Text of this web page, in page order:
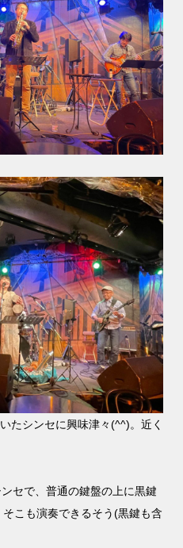
たシンセに興味津々(^^)。近く
セで、普通の鍵盤の上に黒鍵
こも演奏できるそう(黒鍵も含